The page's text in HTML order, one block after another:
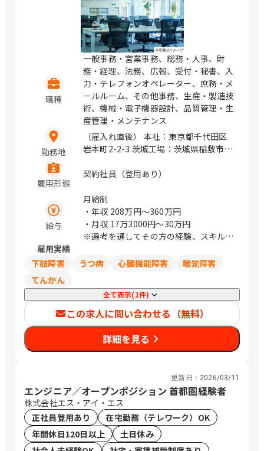
職種
一般事務・営業事務、総務・人事、財
務・経理、法務、広報、受付・秘書、入
力・テレフォンオペレーター、庶務・メ
ールルーム、その他事務、生産・製造技
術、機械・電子機器設計、品質管理・生
産管理・メンテナンス
勤務地
（雇入れ直後） 本社：東京都千代田区
岩本町2-2-3 茨城工場：茨城県稲敷市伊
城県筑西市藤ケ谷799-1（車通勤OK）
小伝馬町、新日本橋、下総神崎、騰波ノ
江
雇用形態
契約社員（登用あり）
給与
月給制
・年収 208万円〜360万円
・月収 17万3000円〜30万円
※選考を通してその方の経験、スキルに
雇用実績
下肢障害
うつ病 心臓機能障害
聴覚障害
てんかん
全て表示(1件)
この求人に問い合わせる（無料）
詳細を見る
更新日： 2026/03/11
エンジニア／オープンポジション 首都圏経験者
株式会社エス・アイ・エス
正社員登用あり
在宅勤務（テレワーク）OK
年間休日120日以上
土日休み